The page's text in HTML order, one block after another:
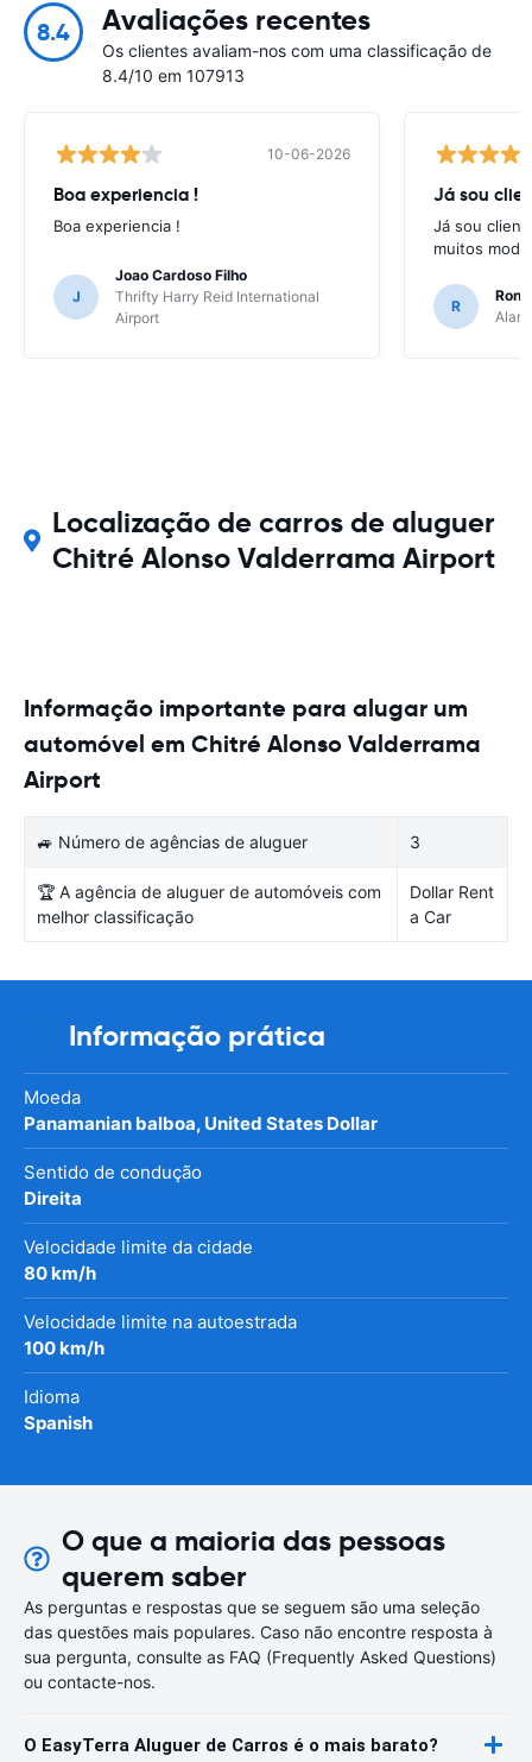
8.4 Avaliações recentes
Os clientes avaliam-nos com uma classificação de
8.4/10 em 107913
10-06-2026
Boa experiencia !
Boa experiencia !
J
Joao Cardoso Filho
Thrifty Harry Reid International
Airport
Já sou
Já sou
muitos
R
Localização de carros de aluguer
Chitré Alonso Valderrama Airport
Informação importante para alugar um
automóvel em Chitré Alonso Valderrama
Airport
🚙 Número de agências de aluguer 3
🏆 A agência de aluguer de automóveis com
melhor classificação
Dollar Rent
a Car
Informação prática
Moeda
Panamanian balboa, United States Dollar
Sentido de condução
Direita
Velocidade limite da cidade
80 km/h
Velocidade limite na autoestrada
100 km/h
Idioma
Spanish
O que a maioria das pessoas
querem saber
As perguntas e respostas que se seguem são uma seleção
das questões mais populares. Caso não encontre resposta à
sua pergunta, consulte as FAQ (Frequently Asked Questions)
ou contacte-nos.
O EasyTerra Aluguer de Carros é o mais barato?